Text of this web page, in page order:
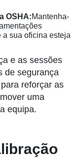
OSHA:Mantenha-
a sua oficina esteja
e as sessões
de segurança
reforçar as
uma
equipa.